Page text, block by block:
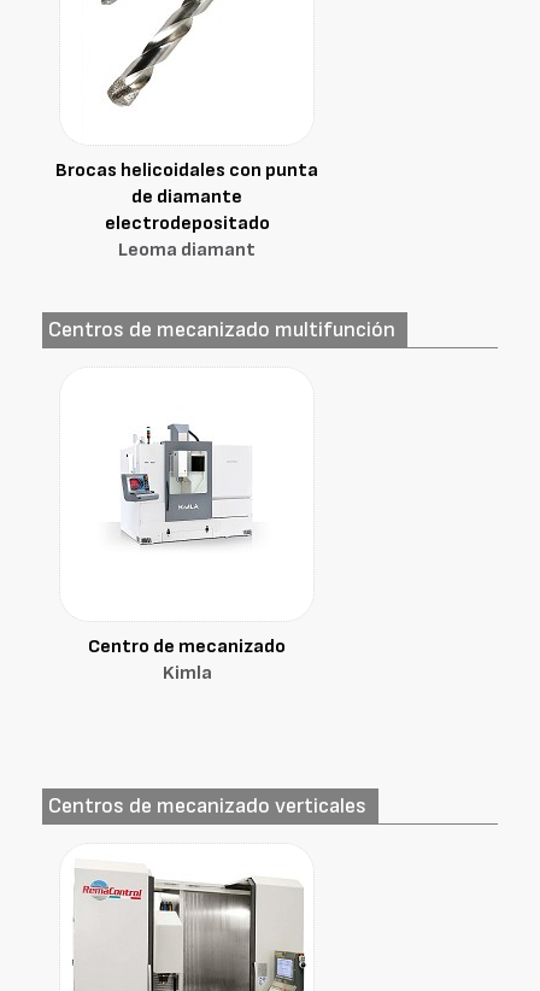
Brocas helicoidales con punta
de diamante
electrodepositado
Leoma diamant
Centros de mecanizado multifunción
Centro de mecanizado
Kimla
Centros de mecanizado verticales